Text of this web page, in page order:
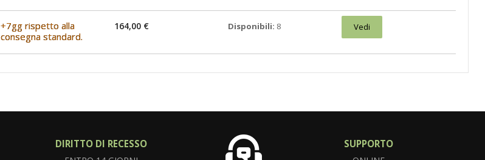
+7gg rispetto alla
consegna standard.
164,00 € Disponibili: 8 Vedi
DIRITTO DI RECESSO SUPPORTO